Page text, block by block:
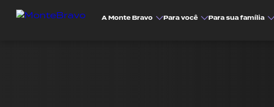
A Monte Bravo Para você Para sua família